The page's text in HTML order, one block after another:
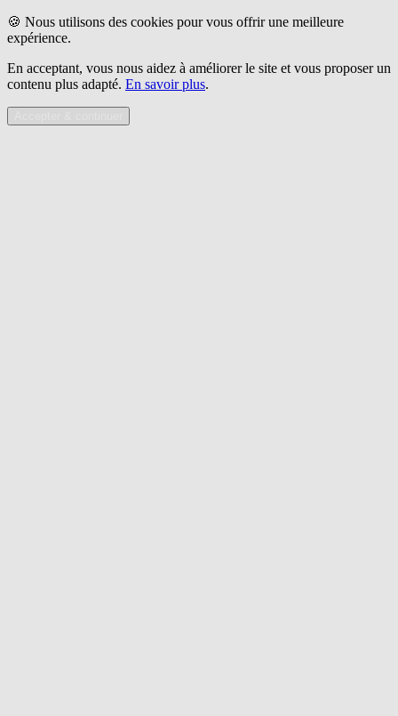
🍪 Nous utilisons des cookies pour vous offrir une meilleure
expérience.
En acceptant, vous nous aidez à améliorer le site et vous proposer un
contenu plus adapté. En savoir plus.